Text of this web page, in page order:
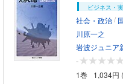
ビジネス・
社会・政治/
川原一之
岩波ジュニア
-
1巻
1,034円